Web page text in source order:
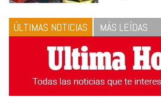
ÚLTIMAS NOTICIAS MÁS LEÍDAS